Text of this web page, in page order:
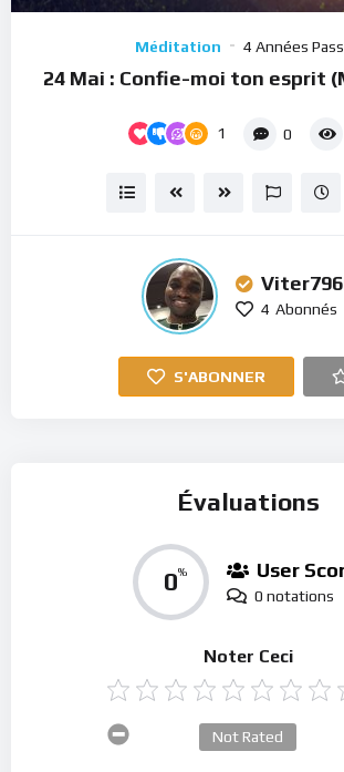
Méditation 4 Années
24 Mai : Confie-moi ton esprit
1 0
4 Abonnés
S'ABONNER
Évaluations
0% User
0 notations
Noter Ceci
Not Rated